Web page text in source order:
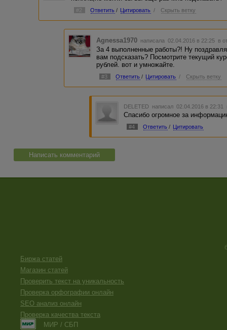
#2 Ответить / Цитировать / Скрыть ветку
Agnessa1970 написала 02.04.2016 в 22:25 в
За 4 выполненные работы?! Ну
вам подсказать? Посмотрите текущий
рублей. вот и умножайте.
#3 Ответить / Цитировать / Скрыть ветку
DELETED написал 02.04.2016 в 22:31
Спасибо огромное за
#4 Ответить / Цитировать
Написать комментарий
Биржа статей
Магазин статей
Проверить текст на уникальность
Проверка орфографии онлайн
SEO анализ онлайн
Проверка качества текста
МИР / СБП